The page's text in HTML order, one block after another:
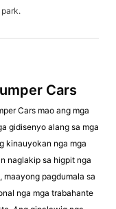
Cars
Cars mao ang mga
gidisenyo alang sa mga
kinauyokan nga mga
naglakip sa higpit nga
pagdumala sa
nga mga trabahante